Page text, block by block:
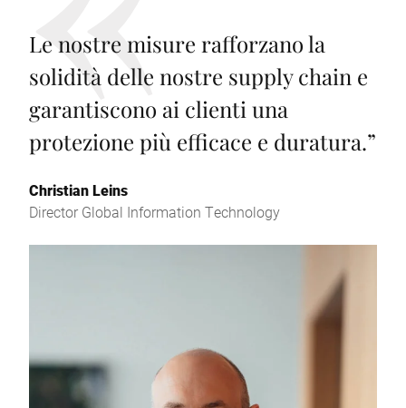
Le nostre misure rafforzano la
solidità delle nostre supply chain e
garantiscono ai clienti una
protezione più efficace e duratura.”
Christian Leins
Director Global Information Technology